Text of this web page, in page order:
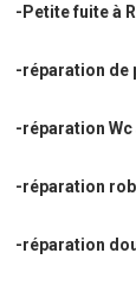
-Petite fuite à
-réparation de
-réparation
-réparation
-réparation